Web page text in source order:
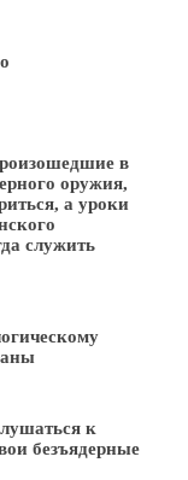
в
оружия,
а уроки
служить
к
безъядерные